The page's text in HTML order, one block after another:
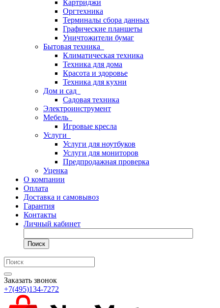
Картриджи
Оргтехника
Терминалы сбора данных
Графические планшеты
Уничтожители бумаг
Бытовая техника
Климатическая техника
Техника для дома
Красота и здоровье
Техника для кухни
Дом и сад
Садовая техника
Электроинструмент
Мебель
Игровые кресла
Услуги
Услуги для ноутбуков
Услуги для мониторов
Предпродажная проверка
Уценка
О компании
Оплата
Доставка и самовывоз
Гарантия
Контакты
Личный кабинет
Поиск
Заказать звонок
+7(495)134-7272